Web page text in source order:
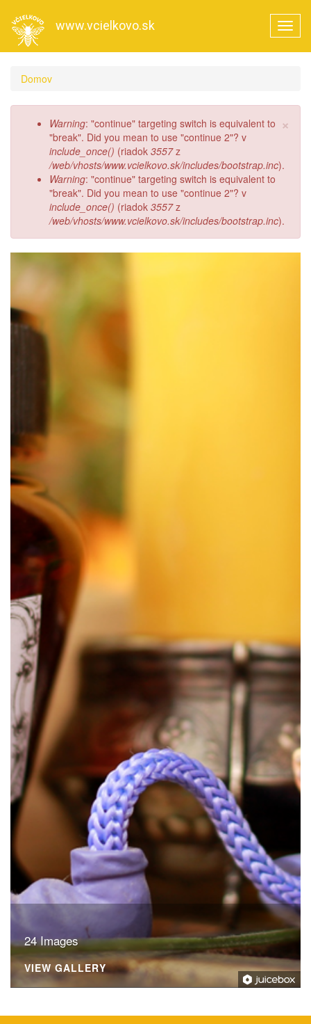
hlavný
obsah
www.vcielkovo.sk
Domov
×
Chybová
správa
Warning: "continue" targeting switch is equivalent to
"break". Did you mean to use "continue 2"? v
include_once() (riadok 3557z
/web/vhosts/www.vcielkovo.sk/includes/bootstrap.inc).
Warning: "continue" targeting switch is equivalent to
"break". Did you mean to use "continue 2"? v
include_once() (riadok 3557z
/web/vhosts/www.vcielkovo.sk/includes/bootstrap.inc).
24 Images
VIEW GALLERY